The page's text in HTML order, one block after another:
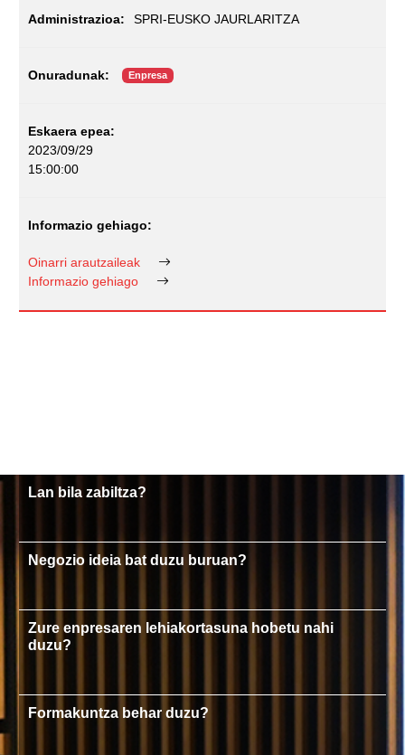
SPRI-EUSKO JAURLARITZA
Enpresa
2023/09/29
15:00:00
Oinarri arautzaileak
Informazio gehiago
Lan bila zabiltza?
Negozio ideia bat duzu buruan?
Zure enpresaren lehiakortasuna hobetu nahi
duzu?
Formakuntza behar duzu?